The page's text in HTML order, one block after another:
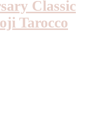
Classic
Tarocco